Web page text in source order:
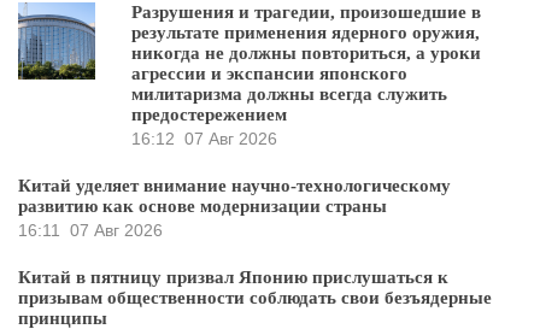
Разрушения и трагедии, произошедшие в
результате применения ядерного оружия,
никогда не должны повториться, а уроки
агрессии и экспансии японского
милитаризма должны всегда служить
предостережением
16:12 07 Авг 2026
Китай уделяет внимание научно-технологическому
развитию как основе модернизации страны
16:11
07 Авг 2026
Китай в пятницу призвал Японию прислушаться к
призывам общественности соблюдать свои безъядерные
принципы